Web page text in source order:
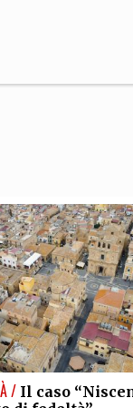
Arte,
/ Il caso